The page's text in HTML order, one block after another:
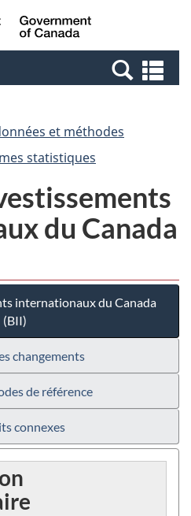
Passer
au
Passer
à
Canada
et
et méthodes
statistiques
du Canada
internationaux du Canada
(BII)
changements
de référence
connexes